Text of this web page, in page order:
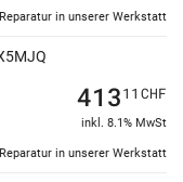
Reparatur in unserer Werkstatt
Reparatur in unserer Werkstatt
41311 CHF
inkl. 8.1% MwSt